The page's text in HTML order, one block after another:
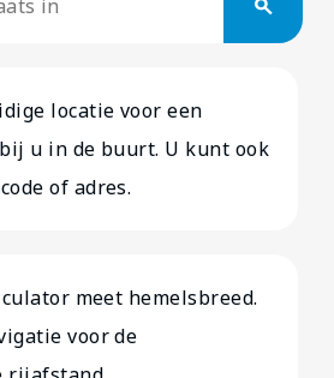
search
locatie voor een
u in de buurt. U kunt ook
of adres.
meet hemelsbreed.
voor de